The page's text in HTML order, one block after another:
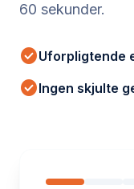
60 sekunder.
check_circleUforpligtende
check_circleIngen skjulte